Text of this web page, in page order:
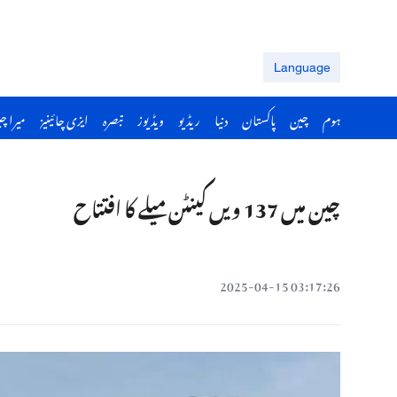
Language
ہوم چین پاکستان دنیا ریڈیو ویڈیوز تبصرہ ایزی چائینیز
چین میں 137 ویں کینٹن میلے کا افتتاح
03:17:26 2025-04-15